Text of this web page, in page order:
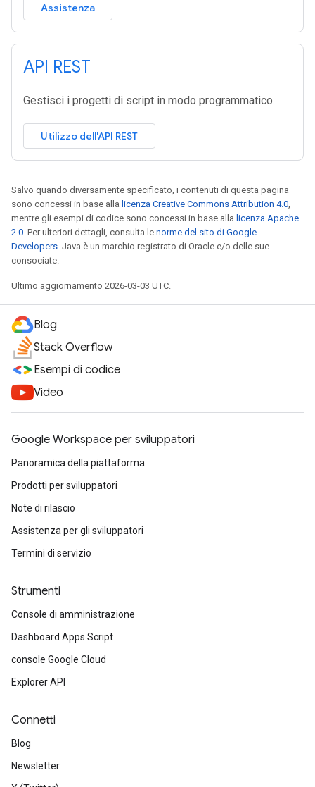
Assistenza
API REST
Gestisci i progetti di script in modo programmatico.
Utilizzo dell'API REST
Salvo quando diversamente specificato, i contenuti di questa pagina
sono concessi in base alla licenza Creative Commons Attribution 4.0
mentre gli esempi di codice sono concessi in base alla licenza Apache
2.0 . Per ulteriori dettagli, consulta le norme del sito di Google
Developers . Java è un marchio registrato di Oracle e/o delle sue
consociate.
Ultimo aggiornamento 2026-03-03 UTC.
Blog
Stack Overflow
Esempi di codice
Video
Google Workspace per sviluppatori
Panoramica della piattaforma
Prodotti per sviluppatori
Note di rilascio
Assistenza per gli sviluppatori
Termini di servizio
Strumenti
Console di amministrazione
Dashboard Apps Script
console Google Cloud
Explorer API
Connetti
Blog
Newsletter